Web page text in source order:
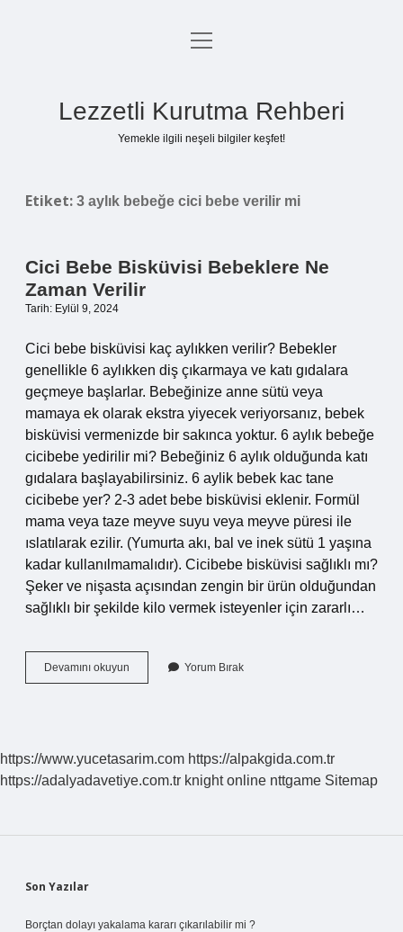
Anasayfa
menüyü
Lezzetli Kurutma Rehberi
Yemekle ilgili neşeli bilgiler keşfet!
Etiket: 3 aylık bebeğe cici bebe verilir mi
Cici Bebe Bisküvisi Bebeklere Ne
Zaman Verilir
Tarih: Eylül 9, 2024
Cici bebe bisküvisi kaç aylıkken verilir? Bebekler
genellikle 6 aylıkken diş çıkarmaya ve katı gıdalara
geçmeye başlarlar. Bebeğinize anne sütü veya
mamaya ek olarak ekstra yiyecek veriyorsanız, bebek
bisküvisi vermenizde bir sakınca yoktur. 6 aylık bebeğe
cicibebe yedirilir mi? Bebeğiniz 6 aylık olduğunda katı
gıdalara başlayabilirsiniz. 6 aylik bebek kac tane
cicibebe yer? 2-3 adet bebe bisküvisi eklenir. Formül
mama veya taze meyve suyu veya meyve püresi ile
ıslatılarak ezilir. (Yumurta akı, bal ve inek sütü 1 yaşına
kadar kullanılmamalıdır). Cicibebe bisküvisi sağlıklı mı?
Şeker ve nişasta açısından zengin bir ürün olduğundan
sağlıklı bir şekilde kilo vermek isteyenler için zararlı…
Devamını okuyun
Bebe
Verilir
Yorum Bırak
https://www.yucetasarim.com https://alpakgida.com.tr
https://adalyadavetiye.com.tr knight online nttgame Sitemap
Sidebar
Son Yazılar
Borçtan dolayı yakalama kararı çıkarılabilir mi ?